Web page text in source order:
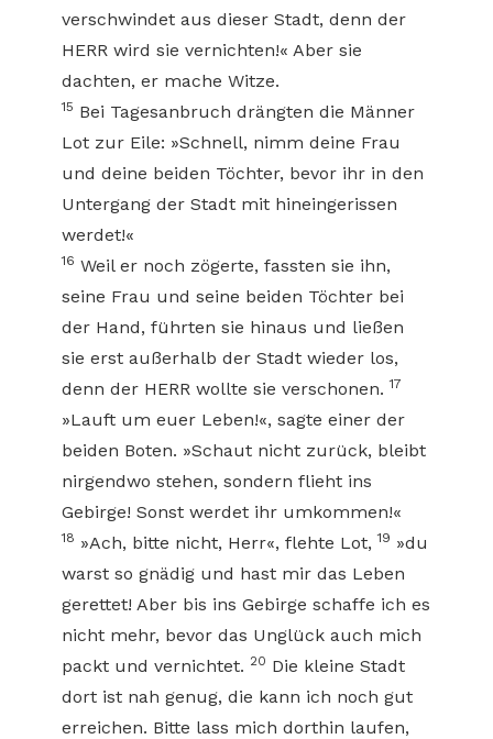
verschwindet aus dieser Stadt, denn der
HERR wird sie vernichten!« Aber sie
dachten, er mache Witze.
15 Bei Tagesanbruch drängten die Männer
Lot zur Eile: »Schnell, nimm deine Frau
und deine beiden Töchter, bevor ihr in den
Untergang der Stadt mit hineingerissen
werdet!«
16 Weil er noch zögerte, fassten sie ihn,
seine Frau und seine beiden Töchter bei
der Hand, führten sie hinaus und ließen
sie erst außerhalb der Stadt wieder los,
denn der HERR wollte sie verschonen.17
»Lauft um euer Leben!«, sagte einer der
beiden Boten. »Schaut nicht zurück, bleibt
nirgendwo stehen, sondern flieht ins
Gebirge! Sonst werdet ihr umkommen!«
18 »Ach, bitte nicht, Herr«, flehte Lot,19 »du
warst so gnädig und hast mir das Leben
gerettet! Aber bis ins Gebirge schaffe ich es
nicht mehr, bevor das Unglück auch mich
packt und vernichtet. 20 Die kleine Stadt
dort ist nah genug, die kann ich noch gut
erreichen. Bitte lass mich dorthin laufen,